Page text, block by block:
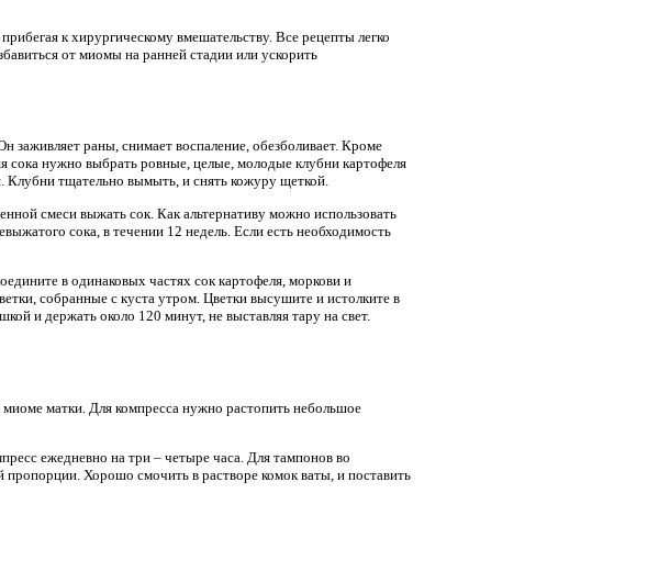
к хирургическому вмешательству. Все рецепты легко
от миомы на ранней стадии или ускорить
раны, снимает воспаление, обезболивает. Кроме
сока нужно выбрать ровные, целые, молодые клубни картофеля
Клубни тщательно вымыть, и снять кожуру щеткой.
смеси выжать сок. Как альтернативу можно использовать
сока, в течении 12 недель. Если есть необходимость
в одинаковых частях сок картофеля, моркови и
собранные с куста утром. Цветки высушите и истолките в
и держать около 120 минут, не выставляя тару на свет.
матки. Для компресса нужно растопить небольшое
ежедневно на три – четыре часа. Для тампонов во
Хорошо смочить в растворе комок ваты, и поставить